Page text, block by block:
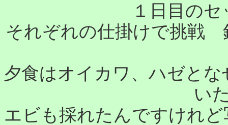
１日目の
それぞれの仕掛けで挑戦
夕食はオイカワ、ハゼと
い
エビも採れたんですけれ